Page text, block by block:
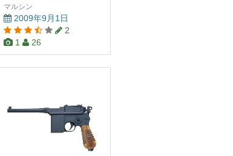
マルシン
2009年9月1日
2
1
26